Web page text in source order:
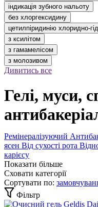
індикація зубного нальоту
без хлоргексидину
цетилпіридинію хлоридно-
з ксилітом
з гамамелісом
з молозивом
Дивитись все
Гелі, муси,
Ремінералізуючий
ясен Від сухості рота
карієсу
Показати більше
Сховати категорії
Сортувати по:
Фільтр